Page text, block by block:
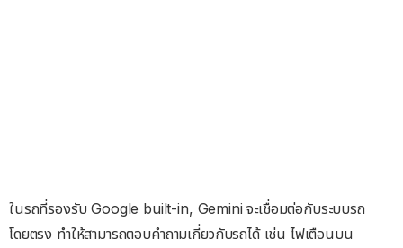
ในรถที่รองรับ Google built-in, Gemini จะเชื่อมต่อกับระบบรถ
โดยตรง ทำให้สามารถตอบคำถามเกี่ยวกับรถได้ เช่น ไฟเตือนบน